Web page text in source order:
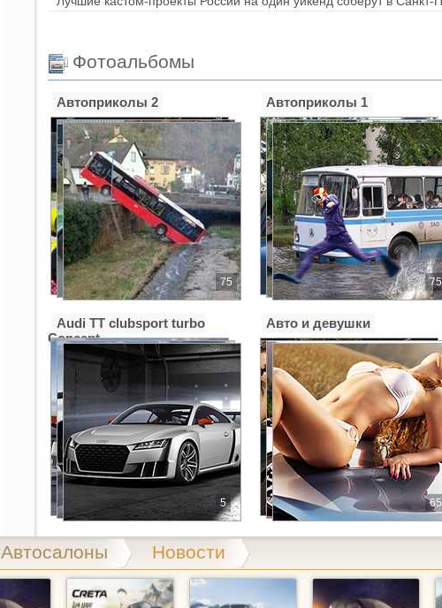
Фотоальбомы
75
Автоприколы 2
75
Автоприколы 1
5
Audi TT clubsport turbo
Concept
65
Авто и девушки
Автосалоны Новости